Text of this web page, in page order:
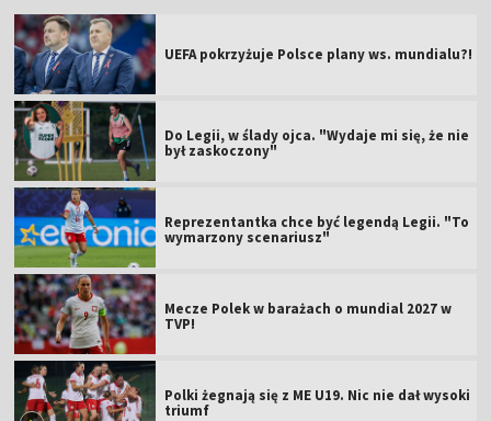
UEFA pokrzyżuje Polsce plany ws. mundialu?!
Do Legii, w ślady ojca. "Wydaje mi się, że nie
był zaskoczony"
Reprezentantka chce być legendą Legii. "To
wymarzony scenariusz"
Mecze Polek w barażach o mundial 2027 w
TVP!
Polki żegnają się z ME U19. Nic nie dał wysoki
triumf